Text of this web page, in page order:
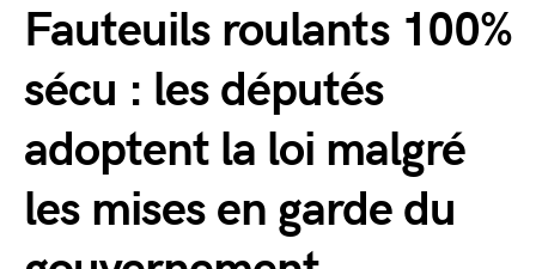
Fauteuils roulants 100%
sécu : les députés
adoptent la loi malgré
les mises en garde du